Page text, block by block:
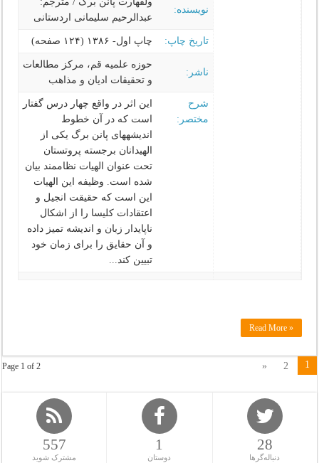
نویسنده:
عبدالرحیم سلیمانی اردستانی‌‌
تاریخ چاپ: چاپ اول- ۱۳۸۶ (۱۲۴ صفحه)
ناشر:
حوزه علمیه قم، مرکز مطالعات
و تحقیقات ادیان و مذاهب
شرح
مختصر:
این اثر در واقع چهار درس گفتار
است كه در آن خطوط
اندیشه‏های پانن برگ یكی از
الهی‏دانان برجسته پروتستان
تحت عنوان الهیات نظام‏مند بیان
شده است. وظیفه این الهیات
این است كه حقیقت انجیل و
اعتقادات كلیسا را از اشكال
ناپایدار زبان و اندیشه تمیز داده
و آن حقایق را برای زمان خود
تبیین كند‌...
Read More »
Page 1 of 2 1
2
»
557
مشترک شوید
1
دوستان
28
دنباله‌گرها